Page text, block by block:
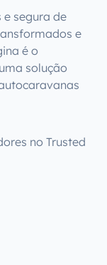
segura de
e
é o
solução
no Trusted